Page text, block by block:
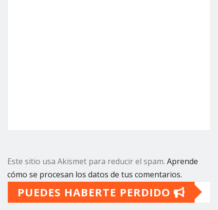
Este sitio usa Akismet para reducir el spam. Aprende
cómo se procesan los datos de tus comentarios.
PUEDES HABERTE PERDIDO